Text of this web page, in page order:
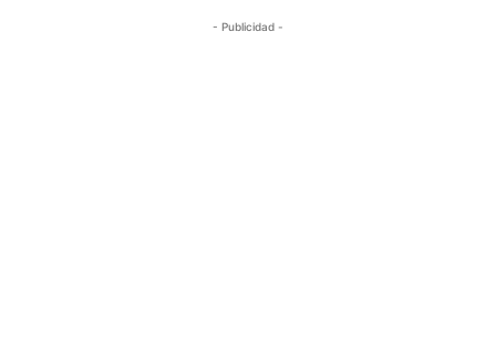
- Publicidad -